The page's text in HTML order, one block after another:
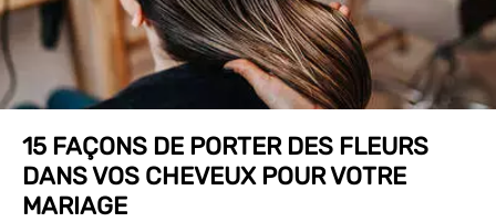
15 FAÇONS DE PORTER DES FLEURS
DANS VOS CHEVEUX POUR VOTRE
MARIAGE